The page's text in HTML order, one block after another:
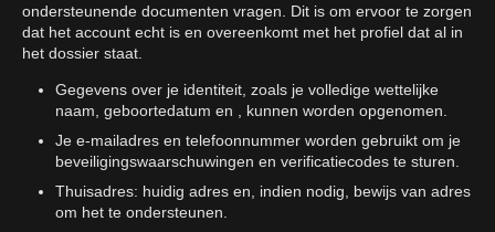
ondersteunende documenten vragen. Dit is om ervoor te zorgen
dat het account echt is en overeenkomt met het profiel dat al in
het dossier staat.
Gegevens over je identiteit, zoals je volledige wettelijke
naam, geboortedatum en , kunnen worden opgenomen.
Je e-mailadres en telefoonnummer worden gebruikt om je
beveiligingswaarschuwingen en verificatiecodes te sturen.
Thuisadres: huidig adres en, indien nodig, bewijs van adres
om het te ondersteunen.